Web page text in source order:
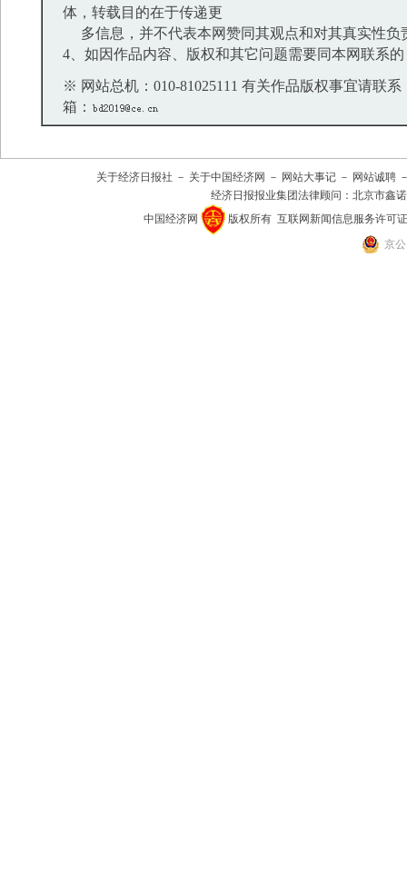
体，转载目的在于传递更
多信息，并不代表本网赞同其观点和对其真实性负
4、如因作品内容、版权和其它问题需要同本网联系
※ 网站总机：010-81025111 有关作品版权事宜请联系
箱：
关于经济日报社 － 关于中国经济网 － 网站大事记 － 网站诚聘
经济日报报业集团法律顾问： 北京市鑫
中国经济网
版权所有 互联网新闻信息服务许可证
京公